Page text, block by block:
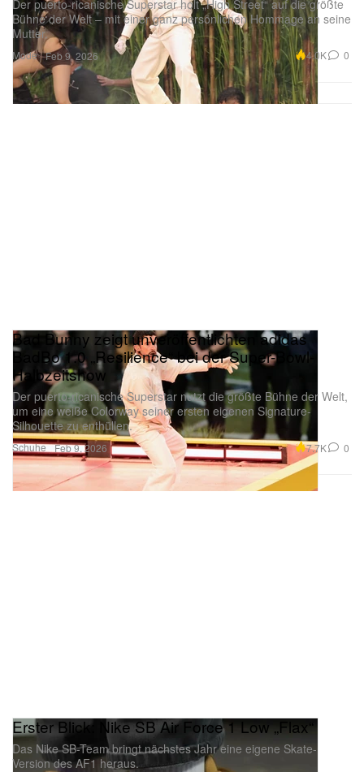
Mode
Der puerto-ricanische Superstar holt „High Street“ auf die größte
Bühne der Welt – mit einer ganz persönlichen Hommage an seine
Mutter.
Feb 9, 2026 4.0K 0
Schuhe
Bad Bunny zeigt unveröffentlichten adidas
BadBo 1.0 „Resilience“ bei der Super-Bowl-
Halbzeitshow
Der puerto-ricanische Superstar nutzt die größte Bühne der Welt,
um eine weiße Colorway seiner ersten eigenen Signature-
Silhouette zu enthüllen.
Feb 9, 2026 7.7K 0
Erster Blick: Nike SB Air Force 1 Low „Flax“
Das Nike SB-Team bringt nächstes Jahr eine eigene Skate-
Version des AF1 heraus.